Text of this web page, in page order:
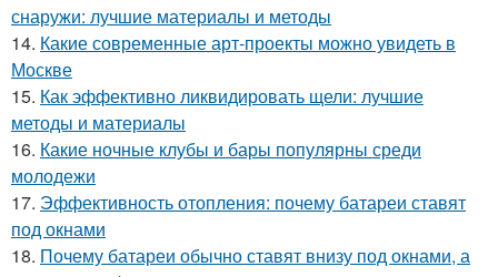
снаружи: лучшие материалы и методы
14. Какие современные арт-проекты можно увидеть в
Москве
15. Как эффективно ликвидировать щели: лучшие
методы и материалы
16. Какие ночные клубы и бары популярны среди
молодежи
17. Эффективность отопления: почему батареи ставят
под окнами
18. Почему батареи обычно ставят внизу под окнами, а